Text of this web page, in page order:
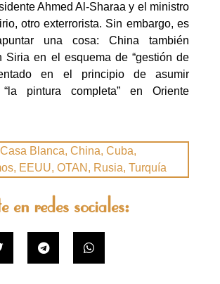
Ahmed Al-Sharaa y el ministro
otro exterrorista. Sin embargo, es
una cosa: China también
Siria en el esquema de “gestión de
en el principio de asumir
“la pintura completa” en Oriente
Casa Blanca, China, Cuba,
, EEUU, OTAN , Rusia, Turquía
en redes sociales: